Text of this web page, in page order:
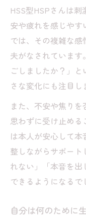
HSS型
グが効く
カウンセ
容するコツ
HSS型
添う瞬間
カウンセ
る方法
HSS型
ング活用術
生きる意味に
ント
かけをく
HSS型HSPさんは
安や疲れを感じや
では、その複雑な
夫がなされていま
ごしましたか？」
さな変化にも注目し
また、不安や焦り
思わずに受け止める
は本人が安心して
整しながらサポート
れない」「本音を
できるようになるで
自分は何のために